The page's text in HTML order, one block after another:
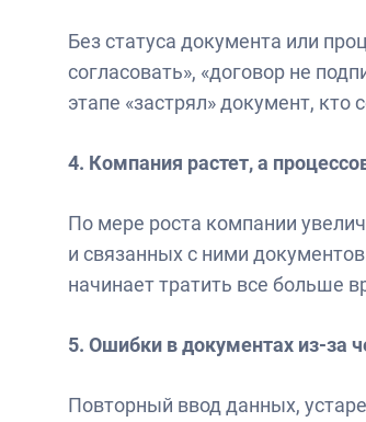
Без статуса документа или
согласовать», «договор не
этапе «застрял» документ, кто
4. Компания растет, а
По мере роста компании
и связанных с ними
начинает тратить все больше
5. Ошибки в документах из-за
Повторный ввод данных,